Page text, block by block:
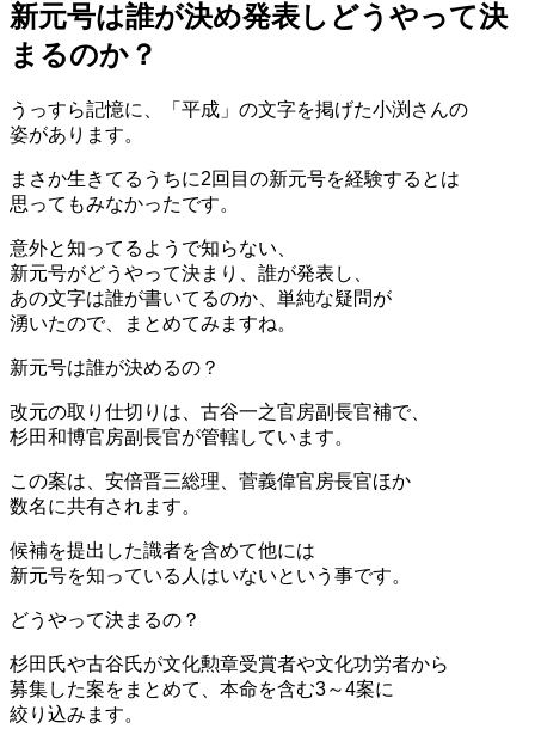
新元号は誰が決め発表しどうやって決
まるのか？
うっすら記憶に、「平成」の文字を掲げた小渕さんの
姿があります。
まさか生きてるうちに2回目の新元号を経験するとは
思ってもみなかったです。
意外と知ってるようで知らない、
新元号がどうやって決まり、誰が発表し、
あの文字は誰が書いてるのか、単純な疑問が
湧いたので、まとめてみますね。
新元号は誰が決めるの？
改元の取り仕切りは、 古谷一之官房副長官補で、
杉田和博官房副長官が管轄しています。
この案は、安倍晋三総理、菅義偉官房長官ほか
数名に共有されます。
候補を提出した識者を含めて他には
新元号を知っている人はいないという事です。
どうやって決まるの？
杉田氏や古谷氏が文化勲章受賞者や文化功労者から
募集した案をまとめて、本命を含む3～4案に
絞り込みます。